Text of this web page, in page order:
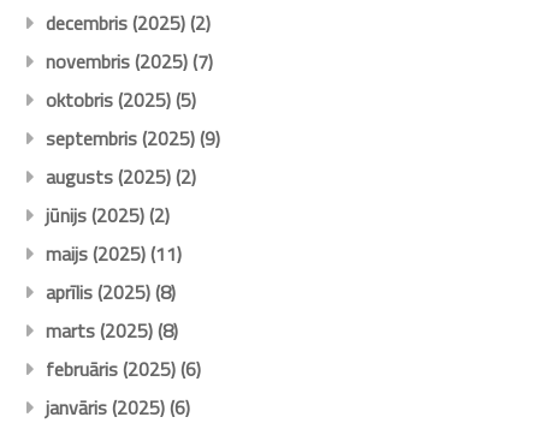
decembris (2025)(2)
novembris (2025)(7)
oktobris (2025)(5)
septembris (2025)(9)
augusts (2025)(2)
jūnijs (2025)(2)
maijs (2025)(11)
aprīlis (2025)(8)
marts (2025)(8)
februāris (2025)(6)
janvāris (2025)(6)